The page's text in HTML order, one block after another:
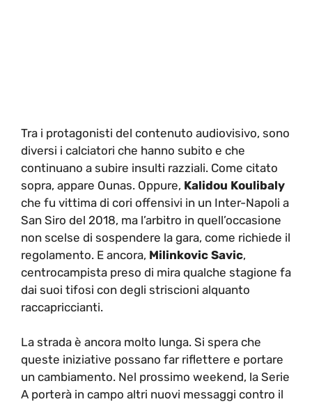
Tra i protagonisti del contenuto audiovisivo, sono
diversi i calciatori che hanno subito e che
continuano a subire insulti razziali. Come citato
sopra, appare Ounas. Oppure, Kalidou Koulibaly
che fu vittima di cori offensivi in un Inter-Napoli a
San Siro del 2018, ma l’arbitro in quell’occasione
non scelse di sospendere la gara, come richiede il
regolamento. E ancora, Milinkovic Savic,
centrocampista preso di mira qualche stagione fa
dai suoi tifosi con degli striscioni alquanto
raccapriccianti.
La strada è ancora molto lunga. Si spera che
queste iniziative possano far riflettere e portare
un cambiamento. Nel prossimo weekend, la Serie
A porterà in campo altri nuovi messaggi contro il